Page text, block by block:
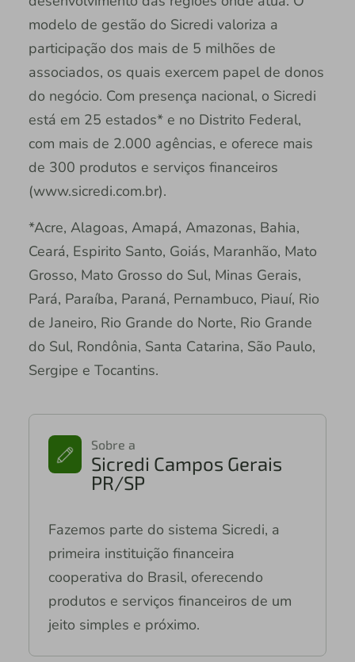
modelo de gestão do Sicredi valoriza a
participação dos mais de 5 milhões de
associados, os quais exercem papel de donos
do negócio. Com presença nacional, o Sicredi
está em 25 estados* e no Distrito Federal,
com mais de 2.000 agências, e oferece mais
de 300 produtos e serviços financeiros
(www.sicredi.com.br).
*Acre, Alagoas, Amapá, Amazonas, Bahia,
Ceará, Espirito Santo, Goiás, Maranhão, Mato
Grosso, Mato Grosso do Sul, Minas Gerais,
Pará, Paraíba, Paraná, Pernambuco, Piauí, Rio
de Janeiro, Rio Grande do Norte, Rio Grande
do Sul, Rondônia, Santa Catarina, São Paulo,
Sergipe e Tocantins.
Sobre a
Sicredi Campos Gerais
PR/SP
Fazemos parte do sistema Sicredi, a
primeira instituição financeira
cooperativa do Brasil, oferecendo
produtos e serviços financeiros de um
jeito simples e próximo.